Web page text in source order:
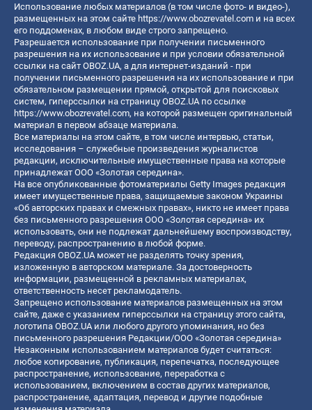
Использование любых материалов (в том числе фото- и видео-),
размещенных на этом сайте https://www.obozrevatel.com и на всех
его поддоменах, в любом виде строго запрещено.
Разрешается использование при получении письменного
разрешения на их использование и при условии обязательной
ссылки на сайт OBOZ.UA, а для интернет-изданий - при
получении письменного разрешения на их использование и при
обязательном размещении прямой, открытой для поисковых
систем, гиперссылки на страницу OBOZ.UA по ссылке
https://www.obozrevatel.com, на которой размещен оригинальный
материал в первом абзаце материала.
Все материалы на этом сайте, в том числе интервью, статьи,
исследования – служебные произведения журналистов
редакции, исключительные имущественные права на которые
принадлежат ООО «Золотая середина».
На все опубликованные фотоматериалы Getty Images редакция
имеет имущественные права, защищаемые законом Украины
«Об авторских правах и смежных правах», никто не имеет права
без письменного разрешения ООО «Золотая середина» их
использовать, они не подлежат дальнейшему воспроизводству,
переводу, распространению в любой форме.
Редакция OBOZ.UA может не разделять точку зрения,
изложенную в авторском материале. За достоверность
информации, размещенной в рекламных материалах,
ответственность несет рекламодатель.
Запрещено использование материалов размещенных на этом
сайте, даже с указанием гиперссылки на страницу этого сайта,
логотипа OBOZ.UA или любого другого упоминания, но без
письменного разрешения Редакции/ООО «Золотая середина»
Незаконным использованием материалов будет считаться:
любое копирование, публикация, перепечатка, последующее
распространение, использование, переработка с
использованием, включением в состав других материалов,
распространение, адаптация, перевод и другие подобные